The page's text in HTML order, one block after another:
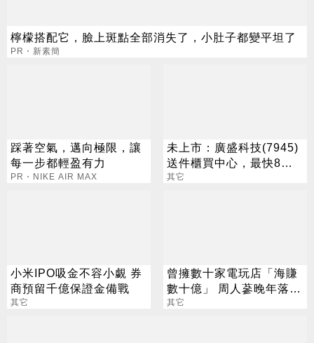
檸檬搭配它，臉上斑點全部消失了，小肚子都變平坦了
PR・新素簡
踩著空氣，邁向極限，讓
每一步都輕盈有力
PR・NIKE AIR MAX
未上市：廣盛科技(7945)
送件櫃買中心，最快8月
中登錄興櫃
其它
小米IPO吸金不容小覷 券
商預留千億保證金備戰
其它
曾擁數十家電玩店「海賺
數十億」 周人蔘晚年落魄
連看病老本都沒了
其它